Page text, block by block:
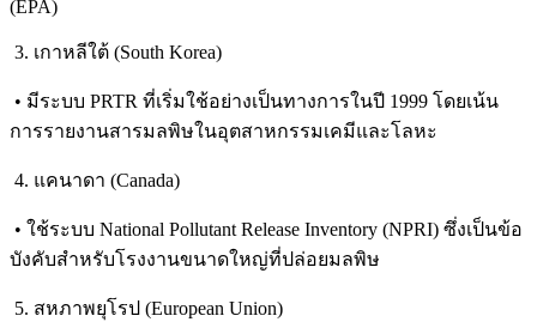
(EPA)
3. เกาหลีใต้ (South Korea)
• มีระบบ PRTR ที่เริ่มใช้อย่างเป็นทางการในปี 1999 โดยเน้น
การรายงานสารมลพิษในอุตสาหกรรมเคมีและโลหะ
4. แคนาดา (Canada)
• ใช้ระบบ National Pollutant Release Inventory (NPRI) ซึ่งเป็นข้อ
บังคับสำหรับโรงงานขนาดใหญ่ที่ปล่อยมลพิษ
5. สหภาพยุโรป (European Union)